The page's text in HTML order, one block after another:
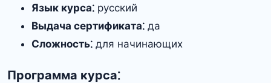
Язык курса⁚ русский
Выдача сертификата⁚ да
Сложность⁚ для начинающих
Программа курса⁚